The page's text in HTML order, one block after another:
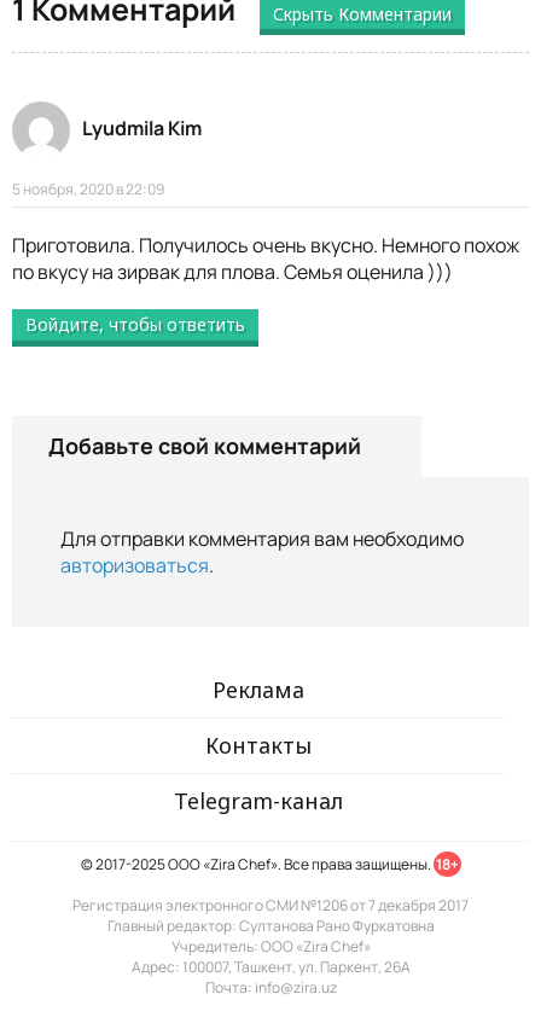
1 Комментарий Скрыть Комментарии
Lyudmila Kim
5 ноября, 2020 в 22:09
Приготовила. Получилось очень вкусно. Немного похож
по вкусу на зирвак для плова. Семья оценила )))
Войдите, чтобы ответить
Добавьте свой комментарий
Для отправки комментария вам необходимо
авторизоваться.
Реклама
Контакты
Telegram-канал
© 2017-2025 ООО «Zira Chef». Все права защищены. 18+
Регистрация электронного СМИ №1206 от 7 декабря 2017
Главный редактор: Султанова Рано Фуркатовна
Учредитель: ООО «Zira Chef»
Адрес: 100007, Ташкент, ул. Паркент, 26А
Почта: info@zira.uz